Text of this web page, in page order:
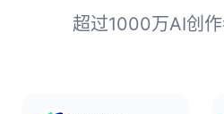
超过1000万AI创